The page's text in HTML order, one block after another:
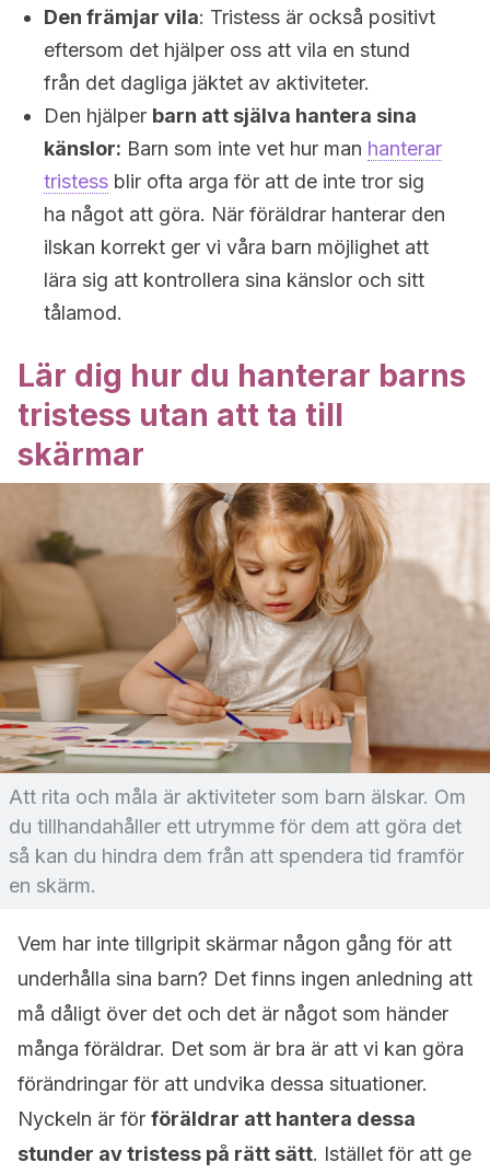
Den främjar vila: Tristess är också positivt
eftersom det hjälper oss att vila en stund
från det dagliga jäktet av aktiviteter.
Den hjälper barn att själva hantera sina
känslor: Barn som inte vet hur man hanterar
tristess blir ofta arga för att de inte tror sig
ha något att göra. När föräldrar hanterar den
ilskan korrekt ger vi våra barn möjlighet att
lära sig att kontrollera sina känslor och sitt
tålamod.
Lär dig hur du hanterar barns
tristess utan att ta till
skärmar
Att rita och måla är aktiviteter som barn älskar. Om
du tillhandahåller ett utrymme för dem att göra det
så kan du hindra dem från att spendera tid framför
en skärm.
Vem har inte tillgripit skärmar någon gång för att
underhålla sina barn? Det finns ingen anledning att
må dåligt över det och det är något som händer
många föräldrar. Det som är bra är att vi kan göra
förändringar för att undvika dessa situationer.
Nyckeln är för föräldrar att hantera dessa
stunder av tristess på rätt sätt. Istället för att ge